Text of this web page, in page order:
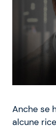
Anche se
alcune